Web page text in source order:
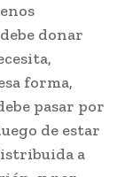
donar
forma,
pasar por
de estar
a